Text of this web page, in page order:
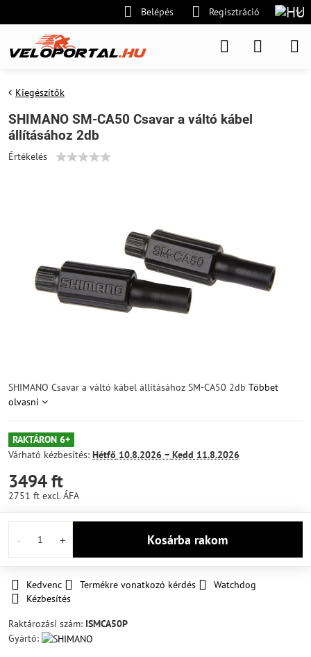
Belépés Regisztráció
Kiegészítők
SHIMANO SM-CA50 Csavar a váltó kábel
állításához 2db
Értékelés
SHIMANO Csavar a váltó kábel állításához SM-CA50 2db Többet
olvasni
RAKTÁRON 6+
Várható kézbesítés: Hétfő 10.8.2026 − Kedd 11.8.2026
3494 ft
2751 ft excl. ÁFA
Kosárba rakom
Kedvenc Termékre vonatkozó kérdés
Watchdog
Kézbesítés
Raktározási szám: ISMCA50P
Gyártó: